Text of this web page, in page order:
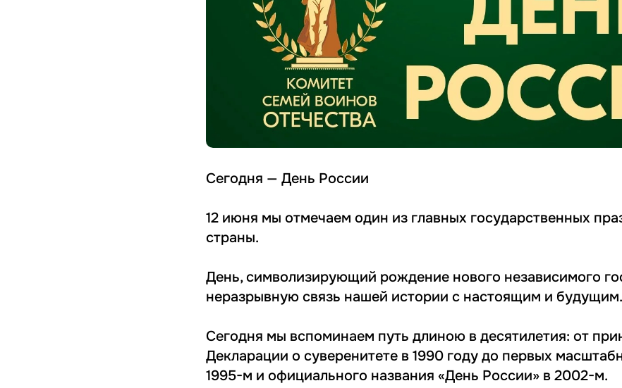
Сегодня — День России
12 июня мы отмечаем один из главных государственных
страны.
День, символизирующий рождение нового независимого
неразрывную связь нашей истории с настоящим и будущим.
Сегодня мы вспоминаем путь длиною в десятилетия: от
Декларации о суверенитете в 1990 году до первых
1995-м и официального названия «День России» в 2002-м.